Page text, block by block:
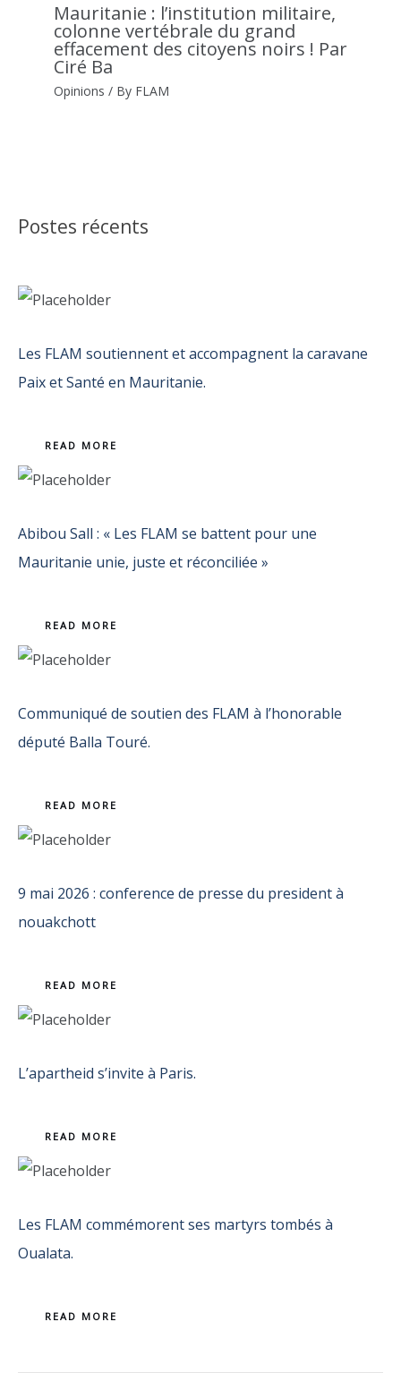
Mauritanie : l’institution militaire,
colonne vertébrale du grand
effacement des citoyens noirs ! Par
Ciré Ba
Opinions / By FLAM
Postes récents
Les FLAM soutiennent et accompagnent la caravane
Paix et Santé en Mauritanie.
READ MORE
Abibou Sall : « Les FLAM se battent pour une
Mauritanie unie, juste et réconciliée »
READ MORE
Communiqué de soutien des FLAM à l’honorable
député Balla Touré.
READ MORE
9 mai 2026 : conference de presse du president à
nouakchott
READ MORE
L’apartheid s’invite à Paris.
READ MORE
Les FLAM commémorent ses martyrs tombés à
Oualata.
READ MORE